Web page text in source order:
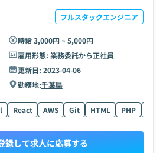
フルスタックエンジニア
時給 3,000円 ~ 5,000円
雇用形態: 業務委託から正社員
更新日: 2023-04-06
勤務地:千葉県
React AWS Git HTML PHP
録して求人に応募する